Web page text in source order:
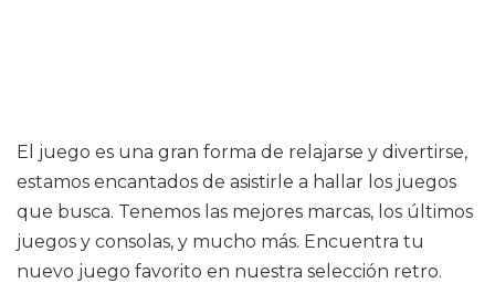
El juego es una gran forma de relajarse y divertirse,
estamos encantados de asistirle a hallar los juegos
que busca. Tenemos las mejores marcas, los últimos
juegos y consolas, y mucho más. Encuentra tu
nuevo juego favorito en nuestra selección retro.